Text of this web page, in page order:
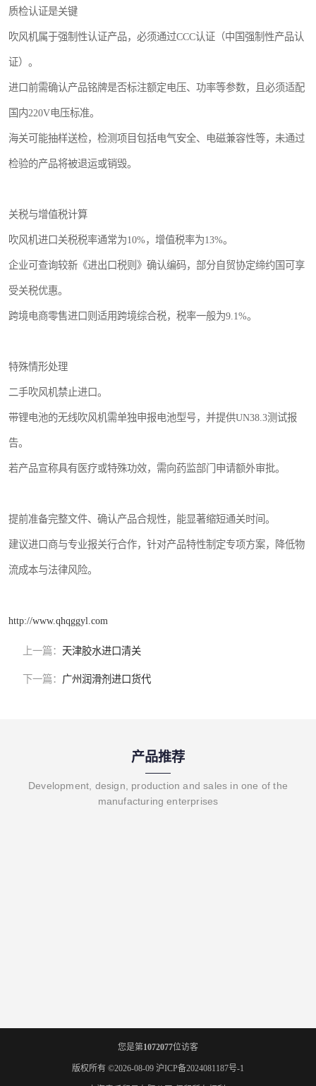
质检认证是关键
吹风机属于强制性认证产品，必须通过CCC认证（中国强制性产品认
证）。
进口前需确认产品铭牌是否标注额定电压、功率等参数，且必须适配
国内220V电压标准。
海关可能抽样送检，检测项目包括电气安全、电磁兼容性等，未通过
检验的产品将被退运或销毁。
关税与增值税计算
吹风机进口关税税率通常为10%，增值税率为13%。
企业可查询较新《进出口税则》确认编码，部分自贸协定缔约国可享
受关税优惠。
跨境电商零售进口则适用跨境综合税，税率一般为9.1%。
特殊情形处理
二手吹风机禁止进口。
带锂电池的无线吹风机需单独申报电池型号，并提供UN38.3测试报
告。
若产品宣称具有医疗或特殊功效，需向药监部门申请额外审批。
提前准备完整文件、确认产品合规性，能显著缩短通关时间。
建议进口商与专业报关行合作，针对产品特性制定专项方案，降低物
流成本与法律风险。
http://www.qhqggyl.com
上一篇： 天津胶水进口清关
下一篇： 广州润滑剂进口货代
产品推荐
Development, design, production and sales in one of the
manufacturing enterprises
您是第1072077位访客
版权所有 ©2026-08-09 沪ICP备2024081187号-1